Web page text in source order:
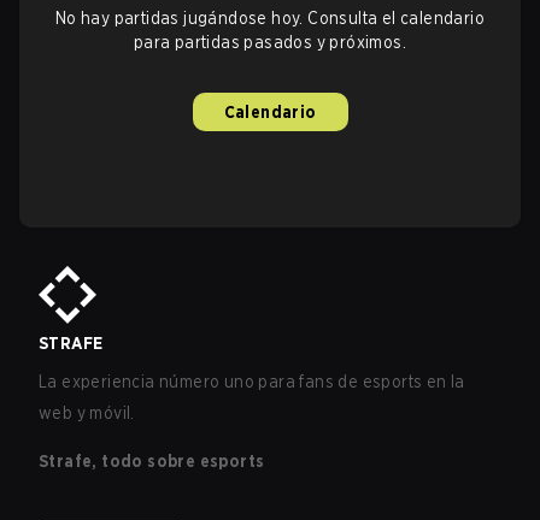
No hay partidas jugándose hoy. Consulta el calendario
para partidas pasados y próximos.
Calendario
STRAFE
La experiencia número uno para fans de esports en la
web y móvil.
Strafe, todo sobre esports